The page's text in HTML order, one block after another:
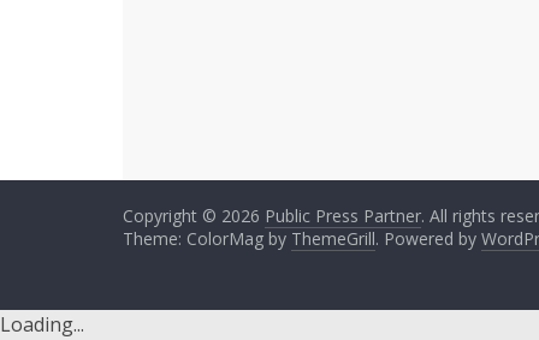
Copyright © 2026 Public Press Partner. All rights
Theme: ColorMag by ThemeGrill. Powered by
Loading...